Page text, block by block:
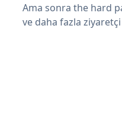
Ama sonra the hard
ve daha fazla